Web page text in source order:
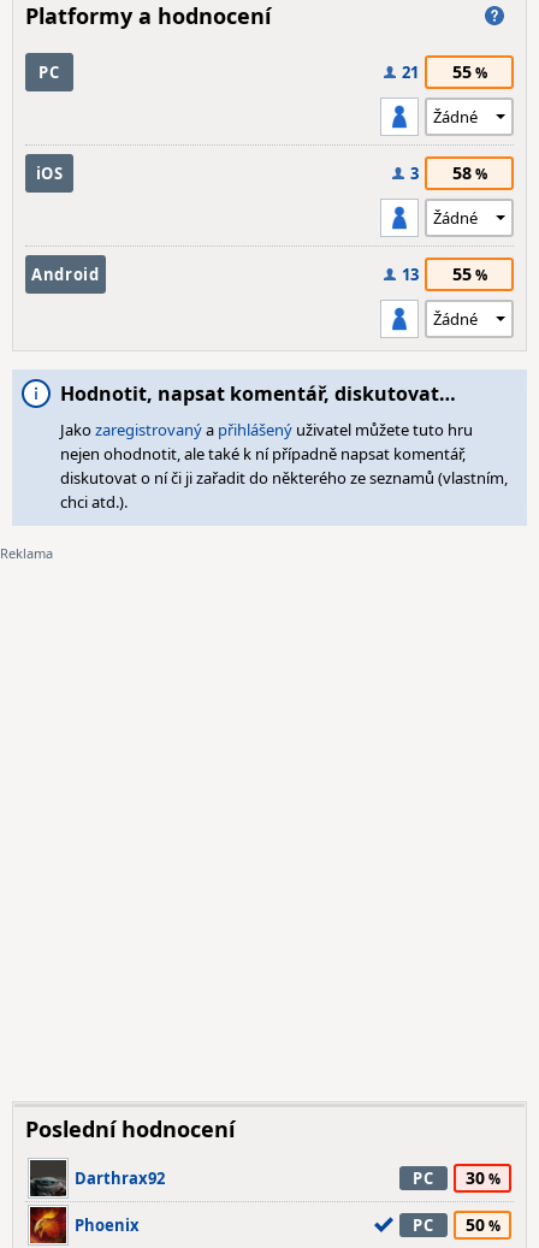
Platformy a hodnocení
PC 21 55
iOS 3 58
Android 13 55
Hodnotit, napsat komentář, diskutovat…
Jakozaregistrovanýa přihlášený uživatel můžete tuto hru
nejen ohodnotit, ale také k ní případně napsat komentář,
diskutovat o ní či ji zařadit do některého ze seznamů (vlastním,
chci atd.).
Poslední hodnocení
Darthrax92 PC 30
Phoenix PC 50